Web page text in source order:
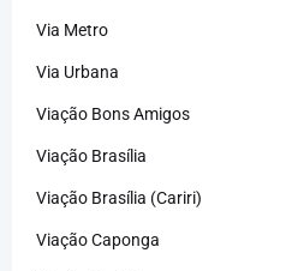
Via Metro
Via Urbana
Viação Bons Amigos
Viação Brasília
Viação Brasília (Cariri)
Viação Caponga